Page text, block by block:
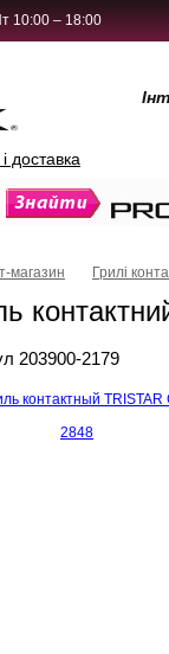
10:00 – 18:00
доставка
магазин Грилі
203900-2179